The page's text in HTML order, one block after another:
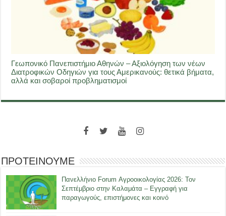
Γεωπονικό Πανεπιστήμιο Αθηνών – Αξιολόγηση των νέων
Διατροφικών Οδηγιών για τους Αμερικανούς: θετικά βήματα,
αλλά και σοβαροί προβληματισμοί
ΠΡΟΤΕΙΝΟΥΜΕ
Πανελλήνιο Forum Αγροοικολογίας 2026: Τον
Σεπτέμβριο στην Καλαμάτα – Εγγραφή για
παραγωγούς, επιστήμονες και κοινό